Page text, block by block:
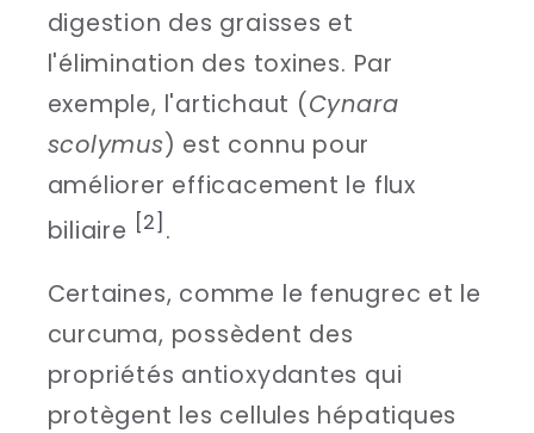
digestion des graisses et
l'élimination des toxines. Par
exemple, l'artichaut (Cynara
scolymus) est connu pour
améliorer efficacement le flux
biliaire [2] .
Certaines, comme le fenugrec et le
curcuma, possèdent des
propriétés antioxydantes qui
protègent les cellules hépatiques